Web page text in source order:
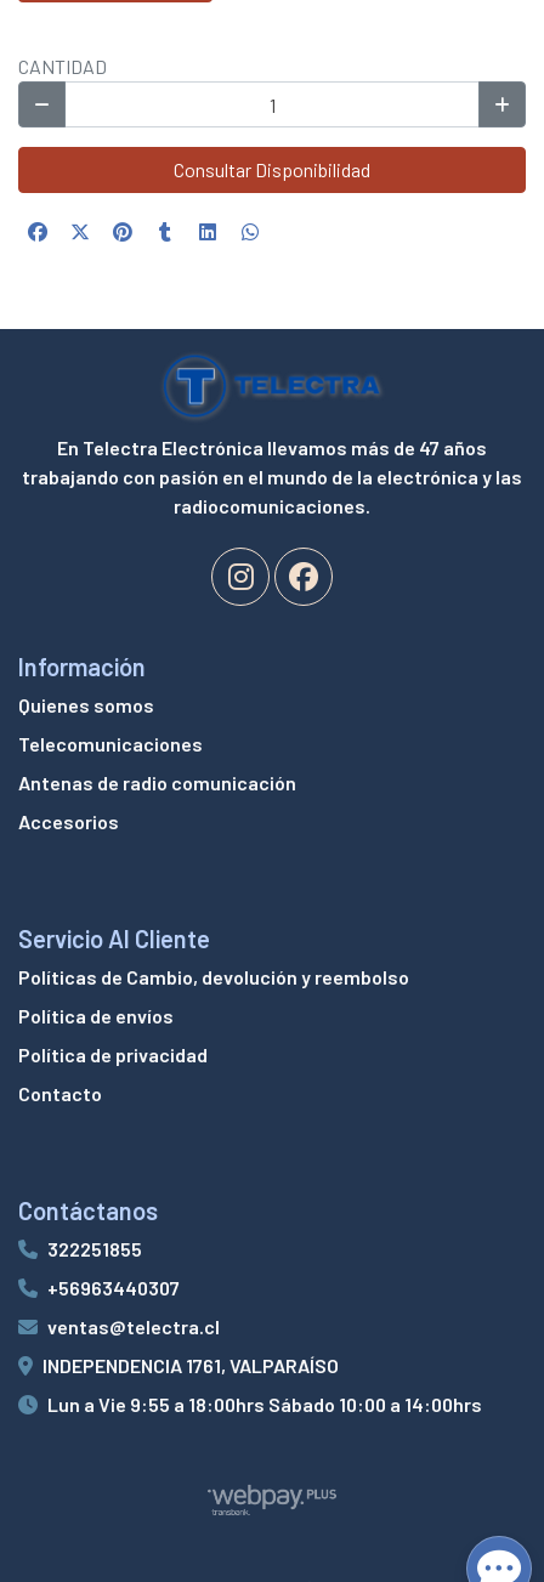
CANTIDAD
Consultar Disponibilidad
En Telectra Electrónica llevamos más de 47 años
trabajando con pasión en el mundo de la electrónica y las
radiocomunicaciones.
Información
Quienes somos
Telecomunicaciones
Antenas de radio comunicación
Accesorios
Servicio Al Cliente
Políticas de Cambio, devolución y reembolso
Política de envíos
Política de privacidad
Contacto
Contáctanos
322251855
+56963440307
ventas@telectra.cl
INDEPENDENCIA 1761, VALPARAÍSO
Lun a Vie 9:55 a 18:00hrs Sábado 10:00 a 14:00hrs